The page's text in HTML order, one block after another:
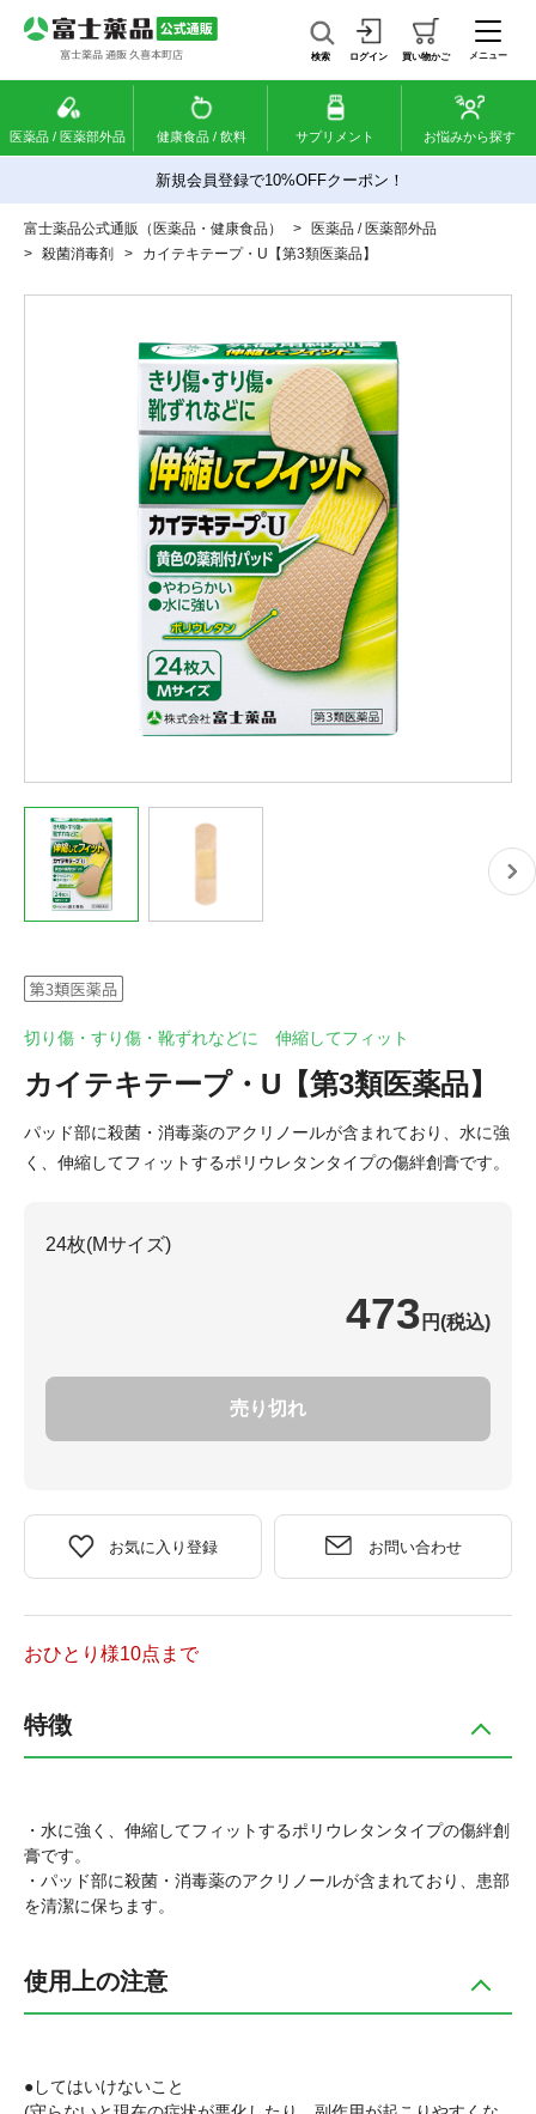
検索 ログイン 買い物かご メニュー
医薬品 / 医薬部外品 健康食品 / 飲料 サプリメント お悩みから探す
新規会員登録で10%OFFクーポン！
富士薬品公式通販（医薬品・健康食品） >
医薬品 / 医薬部外品
> 殺菌消毒剤 > カイテキテープ・U【第3類医薬品】
切り傷・すり傷・靴ずれなどに 伸縮してフィット
カイテキテープ・U【第3類医薬品】
パッド部に殺菌・消毒薬のアクリノールが含まれており、水に強
く、伸縮してフィットするポリウレタンタイプの傷絆創膏です。
24枚(Mサイズ)
473 円(税込)
売り切れ
お気に入り登録 お問い合わせ
おひとり様10点まで
特徴
・水に強く、伸縮してフィットするポリウレタンタイプの傷絆創
膏です。
・パッド部に殺菌・消毒薬のアクリノールが含まれており、患部
を清潔に保ちます。
使用上の注意
●してはいけないこと